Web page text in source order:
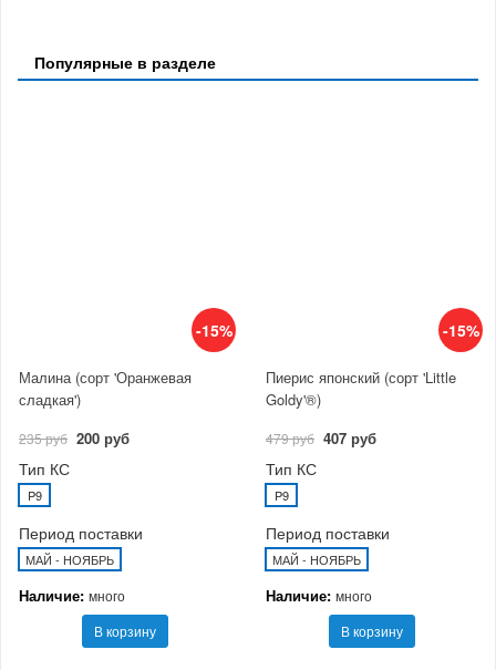
Популярные в разделе
-15%
Малина (сорт 'Оранжевая
сладкая')
235 руб 200 руб
Тип КС
P9
Период поставки
МАЙ - НОЯБРЬ
Наличие: много
В корзину
-15%
Пиерис японский (сорт 'Little
Goldy'®)
479 руб 407 руб
Тип КС
P9
Период поставки
МАЙ - НОЯБРЬ
Наличие: много
В корзину